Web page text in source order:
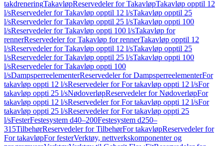
takdreneringTakavløpReservedeler for TakavløpTakavløp opptil 12
l/sReservedeler for Takavløp opptil 12 l/sTakavløp opptil 25
l/sReservedeler for Takavløp opptil 25 l/sTakavløp oppti 100
l/sReservedeler for Takavløp oppti 100 l/sTakavløp for
rennerReservedeler for Takavløp for rennerTakavløp opptil 12
l/sReservedeler for Takavløp opptil 12 l/sTakavløp opptil 25
l/sReservedeler for Takavløp opptil 25 l/sTakavløp oppti 100
l/sReservedeler for Takavløp oppti 100
l/sDampsperreelementerReservedeler for DampsperreelementerFor
takavløp oppti 12 l/sReservedeler for For takavløp oppti 12 l/sFor
takavløp oppti 25 l/sNødoverløpReservedeler for NødoverløpFor
takavløp oppti 12 l/sReservedeler for For takavløp oppti 12 l/sFor
takavløp oppti 25 l/sReservedeler for For takavløp oppti 25
l/sFesterFestesystem d40–200Festesystem d250–
315TilbehørReservedeler for TilbehørFor takavløpReservedeler for
For takavløpFor festerVerktøy, nettverkskomponenter og